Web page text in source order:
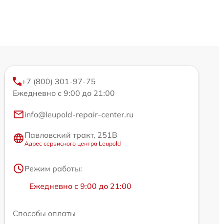
+7 (800) 301-97-75
Ежедневно с 9:00 до 21:00
info@leupold-repair-center.ru
Павловский тракт, 251В
Адрес сервисного центра Leupold
Режим работы:
Ежедневно с 9:00 до 21:00
Способы оплаты